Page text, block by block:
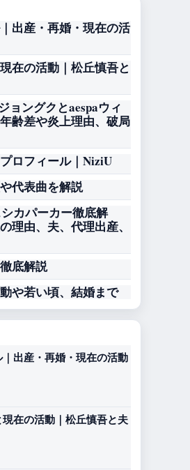
出産・再婚・現在の活
在の活動｜松丘慎吾と
ョングクとaespaウィ
齢差や炎上理由、破局
ロフィール｜NiziU
代表曲を解説
カパーカー徹底解
理由、夫、代理出産、
底解説
や若い頃、結婚まで
出産・再婚・現在の活動
在の活動｜松丘慎吾と夫